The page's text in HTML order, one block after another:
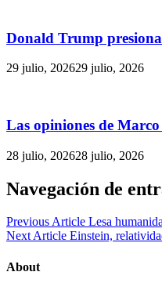
Donald Trump
29 julio, 202629 julio, 2026
Las opiniones de
28 julio, 202628 julio, 2026
Navegación de
Previous Article Lesa
Next Article Einstein,
About